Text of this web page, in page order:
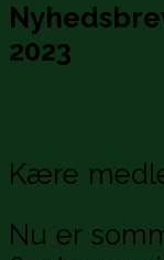
2023
Kære
Nu er